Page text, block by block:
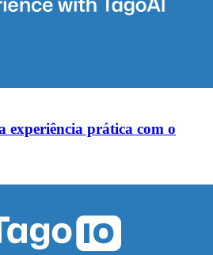
experiência prática com o